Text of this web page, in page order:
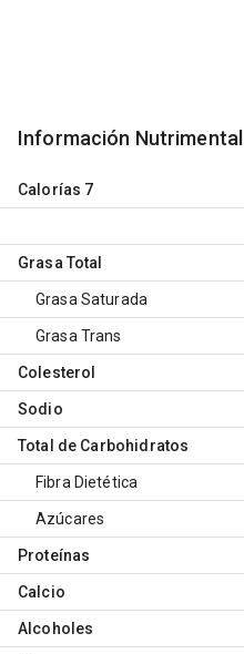
Información Nutrimental
Calorías 7
Grasa Total
Grasa Saturada
Grasa Trans
Colesterol
Sodio
Total de Carbohidratos
Fibra Dietética
Azúcares
Proteínas
Calcio
Alcoholes